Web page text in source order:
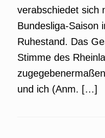
verabschiedet sich
Bundesliga-Saison
Ruhestand. Das
Stimme des
und ich (Anm. […]